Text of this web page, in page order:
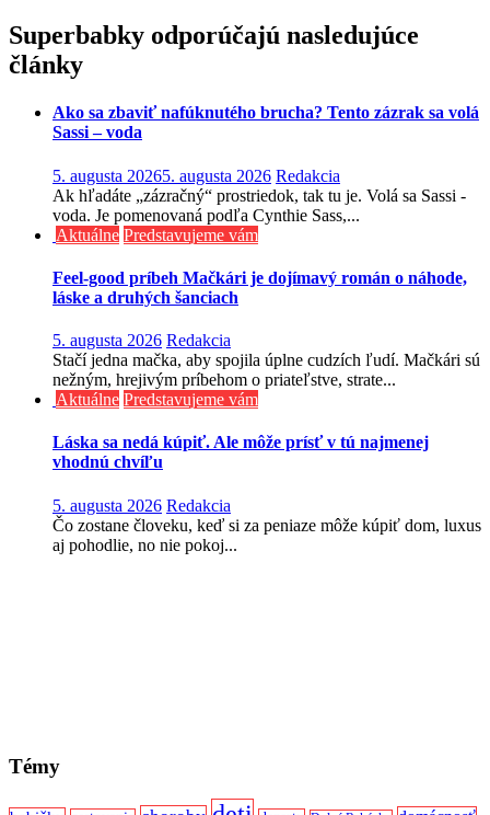
Superbabky odporúčajú nasledujúce
články
Ako sa zbaviť nafúknutého brucha? Tento zázrak sa volá
Sassi – voda
5. augusta 20265. augusta 2026 Redakcia
Ak hľadáte „zázračný“ prostriedok, tak tu je. Volá sa Sassi -
voda. Je pomenovaná podľa Cynthie Sass,...
Aktuálne Predstavujeme vám
Feel-good príbeh Mačkári je dojímavý román o náhode,
láske a druhých šanciach
5. augusta 2026 Redakcia
Stačí jedna mačka, aby spojila úplne cudzích ľudí. Mačkári sú
nežným, hrejivým príbehom o priateľstve, strate...
Aktuálne Predstavujeme vám
Láska sa nedá kúpiť. Ale môže prísť v tú najmenej
vhodnú chvíľu
5. augusta 2026 Redakcia
Čo zostane človeku, keď si za peniaze môže kúpiť dom, luxus
aj pohodlie, no nie pokoj...
Témy